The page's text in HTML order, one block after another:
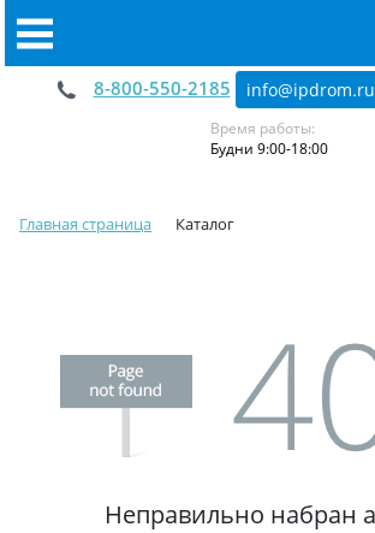
8-800-550-2185 info@ipdrom.ru
Время работы:
Будни 9:00-18:00
Главная страница Каталог
Неправильно набран